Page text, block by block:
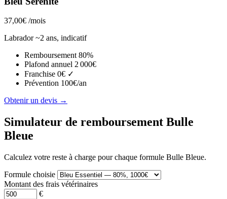
37,00€ /mois
Labrador ~2 ans, indicatif
Remboursement 80%
Plafond annuel 2 000€
Franchise 0€ ✓
Prévention 100€/an
Obtenir un devis →
Simulateur de remboursement Bulle
Bleue
Calculez votre reste à charge pour chaque formule Bulle Bleue.
Formule choisie
Montant des frais vétérinaires
€